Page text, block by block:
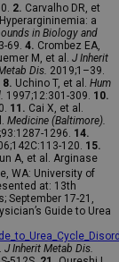
2. Carvalho DR, et
a
in Biology and
69. 4. Crombez EA,
M, et al. J Inherit
Dis. 2019;1–39.
8. Uchino T, et al. Hum
1997;12:301-309. 10.
11. Cai X, et al.
Medicine (Baltimore).
1296. 14.
120. 15.
A, et al. Arginase
WA: University of
at: 13th
September 17-21,
Guide to Urea
J Inherit Metab Dis.